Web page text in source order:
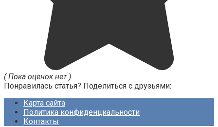
( Пока оценок нет )
Понравилась статья? Поделиться с друзьями:
Карта сайта
Политика конфиденциальности
Контакты